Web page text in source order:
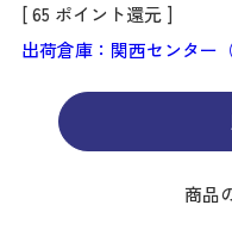
[65 ポイント還元 ]
出荷倉庫：関西センター
商品